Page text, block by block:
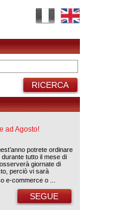
RICERCA
ad Agosto!
potrete ordinare
tutto il mese di
giornate di
perciò vi sarà
e-commerce o ...
SEGUE